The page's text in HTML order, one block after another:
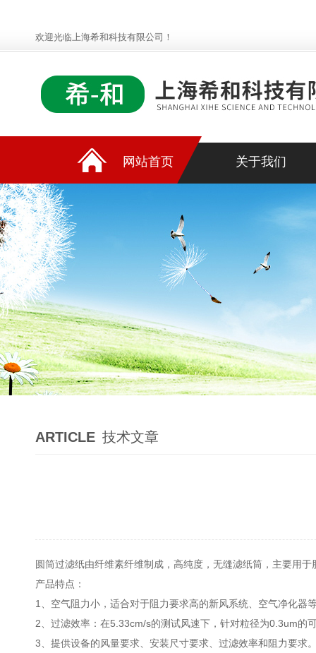
欢迎光临上海希和科技有限公司！
网站首页 关于我们
ARTICLE 技术文章
圆筒过滤纸由纤维素纤维制成，高纯度，无缝滤纸筒，主要用
产品特点：
1、空气阻力小，适合对于阻力要求高的新风系统、空气净化器
2、过滤效率：在5.33cm/s的测试风速下，针对粒径为0.3um
3、提供设备的风量要求、安装尺寸要求、过滤效率和阻力要求